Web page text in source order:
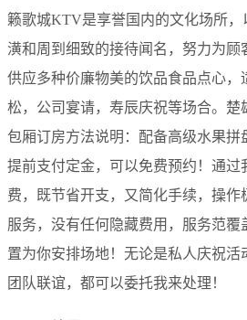
籁歌城KTV是享誉国内的文化场所
潢和周到细致的接待闻名，努力为顾
供应多种价廉物美的饮品食品点心，
松，公司宴请，寿辰庆祝等场合。
包厢订房方法说明：配备高级水果拼
提前支付定金，可以免费预约！通过
费，既节省开支，又简化手续，操
服务，没有任何隐藏费用，服务范覆
置为你安排场地！无论是私人庆祝活
团队联谊，都可以委托我来处理！